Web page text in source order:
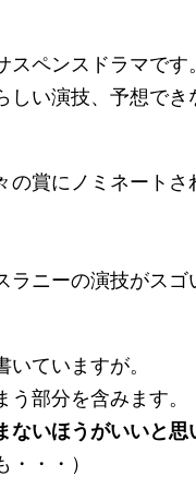
ペンスドラマです。
い演技、予想でき
の賞にノミネート
ニーの演技がスゴ
ていますが。
部分を含みます。
いほうがいいと思
・・・）